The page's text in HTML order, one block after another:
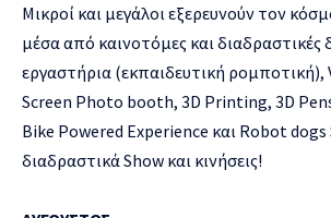
Μικροί και μεγάλοι εξερευνούν τον
μέσα από καινοτόμες και διαδραστικές
εργαστήρια (εκπαιδευτική ρομποτική),
Screen Photo booth, 3D Printing, 3D
Bike Powered Experience και Robot dogs
διαδραστικά Show και κινήσεις!